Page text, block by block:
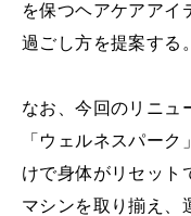
を保つヘアケアアイ
過ごし方を提案する。
なお、今回のリニュ
「ウェルネスパー
けで身体がリセット
マシンを取り揃え、